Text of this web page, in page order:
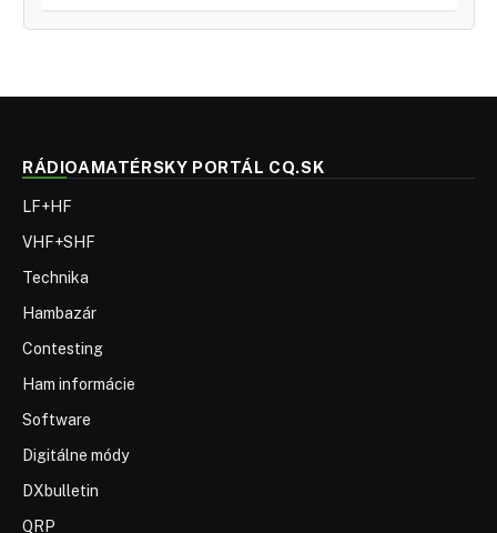
RÁDIOAMATÉRSKY PORTÁL CQ.SK
LF+HF
VHF+SHF
Technika
Hambazár
Contesting
Ham informácie
Software
Digitálne módy
DXbulletin
QRP